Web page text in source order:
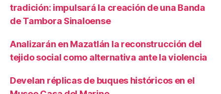
tradición: impulsará la creación de una Banda
de Tambora Sinaloense
Analizarán en Mazatlán la reconstrucción del
tejido social como alternativa ante la violencia
Develan réplicas de buques históricos en el